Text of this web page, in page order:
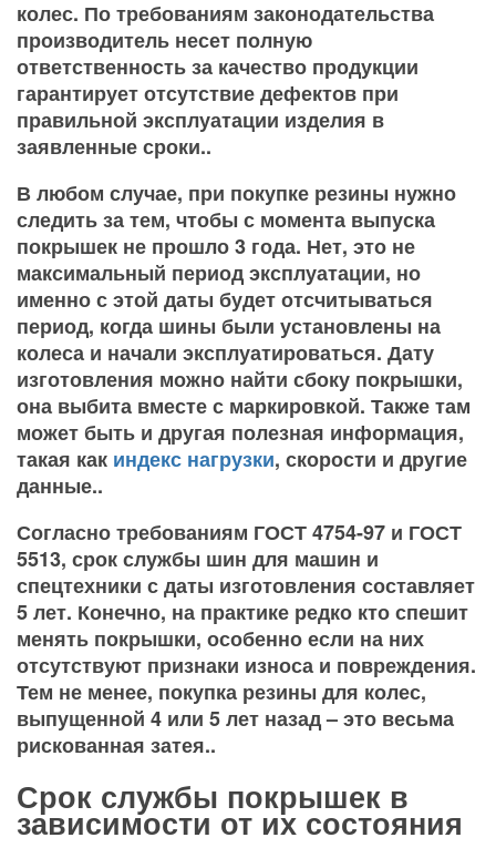
колес. По требованиям законодательства
производитель несет полную
ответственность за качество продукции
гарантирует отсутствие дефектов при
правильной эксплуатации изделия в
заявленные сроки..
В любом случае, при покупке резины нужно
следить за тем, чтобы с момента выпуска
покрышек не прошло 3 года. Нет, это не
максимальный период эксплуатации, но
именно с этой даты будет отсчитываться
период, когда шины были установлены на
колеса и начали эксплуатироваться. Дату
изготовления можно найти сбоку покрышки,
она выбита вместе с маркировкой. Также там
может быть и другая полезная информация,
такая как индекс нагрузки, скорости и другие
данные..
Согласно требованиям ГОСТ 4754-97 и ГОСТ
5513, срок службы шин для машин и
спецтехники с даты изготовления составляет
5 лет. Конечно, на практике редко кто спешит
менять покрышки, особенно если на них
отсутствуют признаки износа и повреждения.
Тем не менее, покупка резины для колес,
выпущенной 4 или 5 лет назад – это весьма
рискованная затея..
Срок службы покрышек в
зависимости от их состояния